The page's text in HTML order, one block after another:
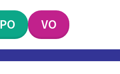
PO VO